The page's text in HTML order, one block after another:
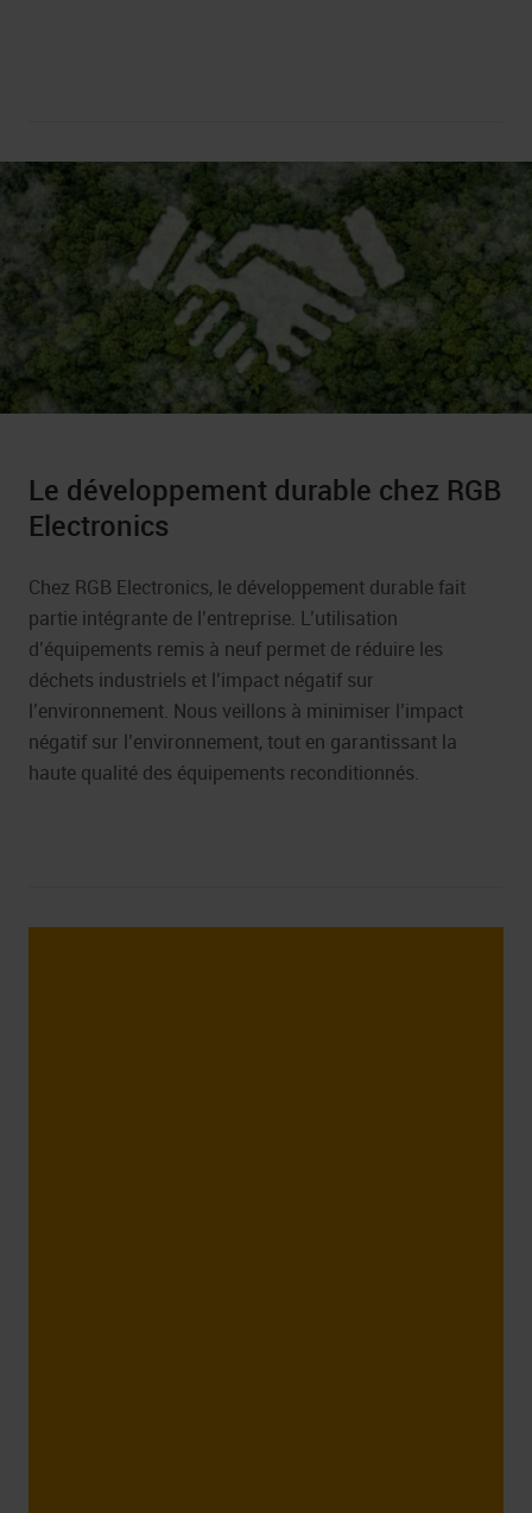
Le développement durable chez RGB
Electronics
Chez RGB Electronics, le développement durable fait
partie intégrante de l’entreprise. L’utilisation
d’équipements remis à neuf permet de réduire les
déchets industriels et l’impact négatif sur
l’environnement. Nous veillons à minimiser l’impact
négatif sur l’environnement, tout en garantissant la
haute qualité des équipements reconditionnés.